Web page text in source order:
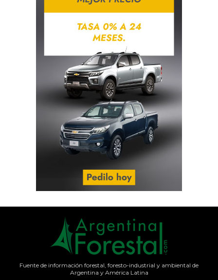
Fuente de información forestal, foresto-industrial y ambiental de
Argentina y América Latina